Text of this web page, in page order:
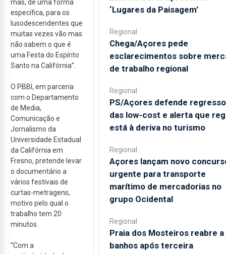
mas, de uma forma
específica, para os
lusodescendentes que
muitas vezes vão mas
não sabem o que é
uma Festa do Espírito
Santo na Califórnia”.
O PBBI, em parceria
com o Departamento
de Media,
Comunicação e
Jornalismo da
Universidade Estadual
da Califórnia em
Fresno, pretende levar
o documentário a
vários festivais de
curtas-metragens,
motivo pelo qual o
trabalho tem 20
minutos.
“Com a
‘Lugares da Paisagem’
Regional
Chega/Açores pede
esclarecimentos sobre
de trabalho regional
Regional
PS/Açores defende regresso
das low-cost e alerta que
está à deriva no turismo
Regional
Açores lançam novo
urgente para transporte
marítimo de mercadorias no
grupo Ocidental
Regional
Praia dos Mosteiros reabre a
banhos após terceira